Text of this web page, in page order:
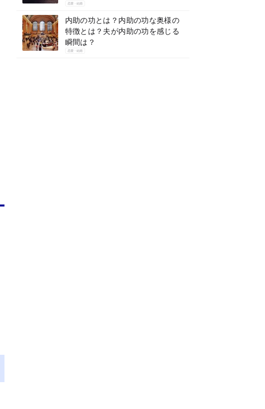
恋愛・結婚
内助の功とは？内助の功な奥様の
特徴とは？夫が内助の功を感じる
瞬間は？
恋愛・結婚